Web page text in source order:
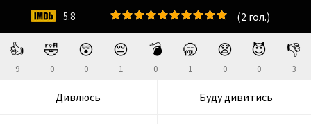
👍
9
🤣
0
😲
0
😔
1
💣
0
🥱
1
😧
0
😈
0
👎
3
Дивлюсь Буду дивитись
(2 гол.)
5.8